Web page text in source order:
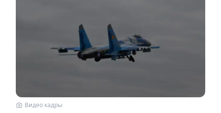
Видео кадры